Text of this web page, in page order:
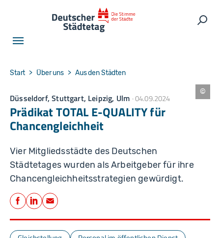
You are here:
Start Über uns Aus den Städten
Düsseldorf, Stuttgart, Leipzig, Ulm 04.09.2024
Prädikat TOTAL E-QUALITY für
Chancengleichheit
Vier Mitgliedsstädte des Deutschen
Städtetages wurden als Arbeitgeber für ihre
Chancengleichheitsstrategien gewürdigt.
Teilen
Facebook
LinkedIn
E-Mail
R
c